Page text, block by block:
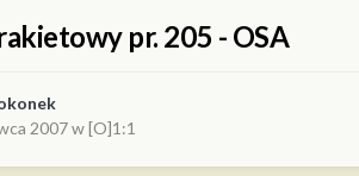
pr. 205 - OSA
2007w[O]1:1